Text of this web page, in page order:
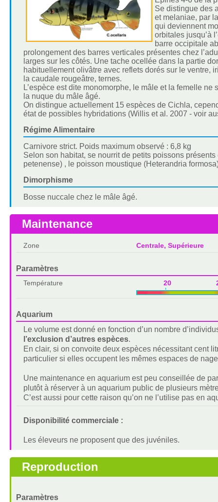
Se distingue des
et melaniae, par
qui deviennent
orbitales jusqu’à
barre occipitale
prolongement des barres verticales présentes chez
larges sur les côtés. Une tache ocellée dans la partie
habituellement olivâtre avec reflets dorés sur le ventre,
la caudale rougeâtre, ternes.
L’espèce est dite monomorphe, le mâle et la femelle
la nuque du mâle âgé.
On distingue actuellement 15 espèces de Cichla,
état de possibles hybridations (Willis et al. 2007 - voir
Régime Alimentaire
Carnivore strict. Poids maximum observé : 6,8 kg
Selon son habitat, se nourrit de petits poissons
petenense) , le poisson moustique (Heterandria
Dimorphisme
Bosse nuccale chez le mâle âgé.
Maintenance
Zone Centrale, Supérieure
Paramètres
Température 20
Aquarium
Le volume est donné en fonction d’un nombre
l’exclusion d’autres espèces.
En clair, si on convoite deux espèces nécessitant cent
particulier si elles occupent les mêmes espaces de
Une maintenance en aquarium est peu conseillée de
plutôt à réserver à un aquarium public de plusieurs
C’est aussi pour cette raison qu’on ne l’utilise pas en
Disponibilité commerciale :
Les éleveurs ne proposent que des juvéniles.
Reproduction
Paramètres